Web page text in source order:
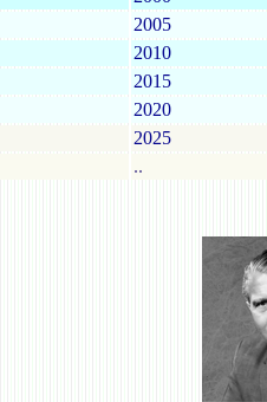
2005
2010
2015
2020
2025
..